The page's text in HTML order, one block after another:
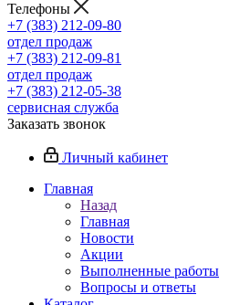
Телефоны
+7 (383) 212-09-80
отдел продаж
+7 (383) 212-09-81
отдел продаж
+7 (383) 212-05-38
сервисная служба
Заказать звонок
Личный кабинет
Главная
Назад
Главная
Новости
Акции
Выполненные работы
Вопросы и ответы